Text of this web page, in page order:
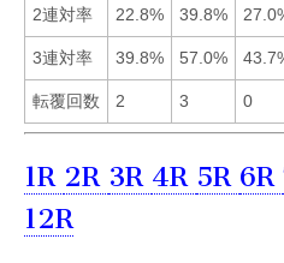
2連対率 22.8% 39.8%
3連対率 39.8% 57.0%
転覆回数 2 3 0
1R 2R 3R 4R 5R 6R
12R